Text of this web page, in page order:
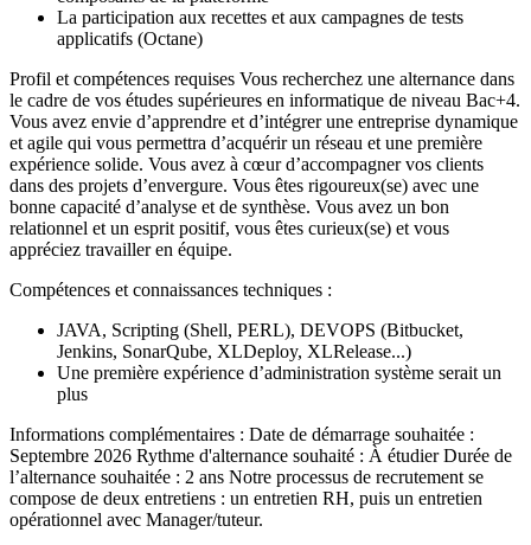
La participation aux recettes et aux campagnes de tests
applicatifs (Octane)
Profil et compétences requises Vous recherchez une alternance dans
le cadre de vos études supérieures en informatique de niveau Bac+4.
Vous avez envie d’apprendre et d’intégrer une entreprise dynamique
et agile qui vous permettra d’acquérir un réseau et une première
expérience solide. Vous avez à cœur d’accompagner vos clients
dans des projets d’envergure. Vous êtes rigoureux(se) avec une
bonne capacité d’analyse et de synthèse. Vous avez un bon
relationnel et un esprit positif, vous êtes curieux(se) et vous
appréciez travailler en équipe.
Compétences et connaissances techniques :
JAVA, Scripting (Shell, PERL), DEVOPS (Bitbucket,
Jenkins, SonarQube, XLDeploy, XLRelease...)
Une première expérience d’administration système serait un
plus
Informations complémentaires : Date de démarrage souhaitée :
Septembre 2026 Rythme d'alternance souhaité : À étudier Durée de
l’alternance souhaitée : 2 ans Notre processus de recrutement se
compose de deux entretiens : un entretien RH, puis un entretien
opérationnel avec Manager/tuteur.